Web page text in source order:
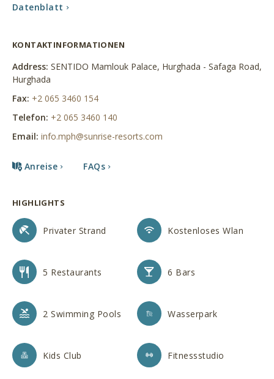
Datenblatt
Datenblatt
KONTAKTINFORMATIONEN
Address: SENTIDO Mamlouk Palace, Hurghada - Safaga Road,
Hurghada
Fax: +2 065 3460 154
Telefon: +2 065 3460 140
Email: info.mph@sunrise-resorts.com
Anreise FAQs
HIGHLIGHTS
Privater Strand Kostenloses Wlan
5 Restaurants 6 Bars
2 Swimming Pools Wasserpark
Kids Club Fitnessstudio